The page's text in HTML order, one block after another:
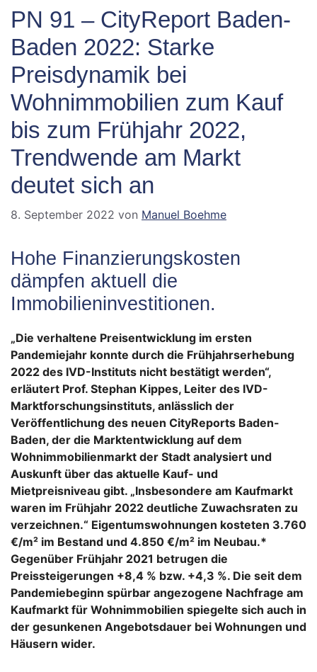
PN 91 – CityReport Baden-
Baden 2022: Starke
Preisdynamik bei
Wohnimmobilien zum Kauf
bis zum Frühjahr 2022,
Trendwende am Markt
deutet sich an
8. September 2022 von Manuel Boehme
Hohe Finanzierungskosten
dämpfen aktuell die
Immobilieninvestitionen.
„Die verhaltene Preisentwicklung im ersten
Pandemiejahr konnte durch die Frühjahrserhebung
2022 des IVD-Instituts nicht bestätigt werden“,
erläutert Prof. Stephan Kippes, Leiter des IVD-
Marktforschungsinstituts, anlässlich der
Veröffentlichung des neuen CityReports Baden-
Baden, der die Marktentwicklung auf dem
Wohnimmobilienmarkt der Stadt analysiert und
Auskunft über das aktuelle Kauf- und
Mietpreisniveau gibt. „Insbesondere am Kaufmarkt
waren im Frühjahr 2022 deutliche Zuwachsraten zu
verzeichnen.“ Eigentumswohnungen kosteten 3.760
€/m² im Bestand und 4.850 €/m² im Neubau.*
Gegenüber Frühjahr 2021 betrugen die
Preissteigerungen +8,4 % bzw. +4,3 %. Die seit dem
Pandemiebeginn spürbar angezogene Nachfrage am
Kaufmarkt für Wohnimmobilien spiegelte sich auch in
der gesunkenen Angebotsdauer bei Wohnungen und
Häusern wider.